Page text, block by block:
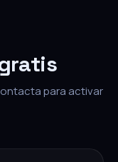
para activar